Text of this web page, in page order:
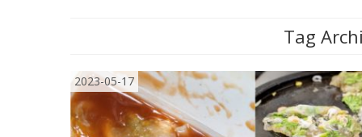
Tag
2023-05-17